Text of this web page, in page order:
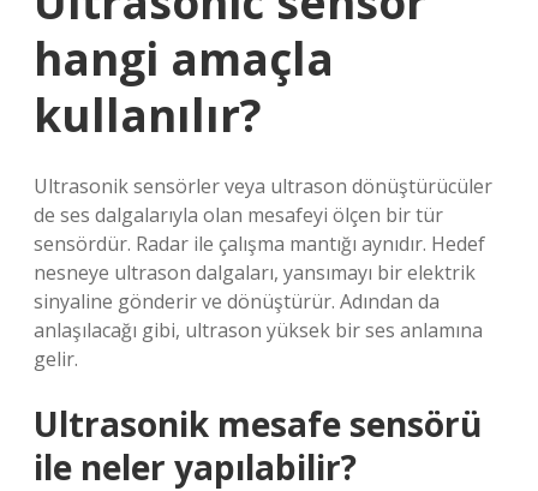
hangi amaçla
kullanılır?
Ultrasonik sensörler veya ultrason dönüştürücüler
de ses dalgalarıyla olan mesafeyi ölçen bir tür
sensördür. Radar ile çalışma mantığı aynıdır. Hedef
nesneye ultrason dalgaları, yansımayı bir elektrik
sinyaline gönderir ve dönüştürür. Adından da
anlaşılacağı gibi, ultrason yüksek bir ses anlamına
gelir.
Ultrasonik mesafe sensörü
ile neler yapılabilir?